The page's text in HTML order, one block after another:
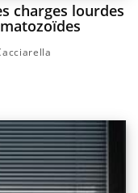
charges lourdes